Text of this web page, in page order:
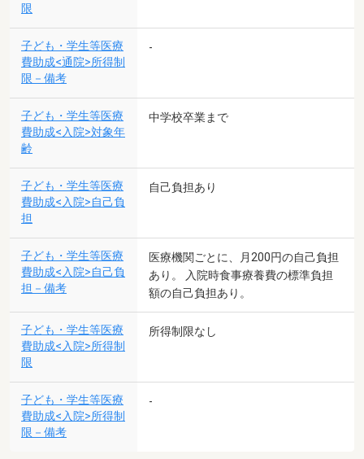
限
子ども・学生等医療
費助成<通院>所得制
限－備考
-
子ども・学生等医療
費助成<入院>対象年
齢
中学校卒業まで
子ども・学生等医療
費助成<入院>自己負
担
自己負担あり
子ども・学生等医療
費助成<入院>自己負
担－備考
医療機関ごとに、月200円の自己負担
あり。 入院時食事療養費の標準負担
額の自己負担あり。
子ども・学生等医療
費助成<入院>所得制
限
所得制限なし
子ども・学生等医療
費助成<入院>所得制
限－備考
-